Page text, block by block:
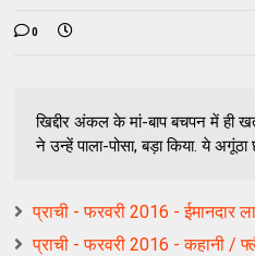
0
खिद्दीर अंकल के मां-बाप बचपन में ही
ने उन्हें पाला-पोसा, बड़ा किया. ये
प्राची - फरवरी 2016 - ईमानदार
प्राची - फरवरी 2016 - कहानी /